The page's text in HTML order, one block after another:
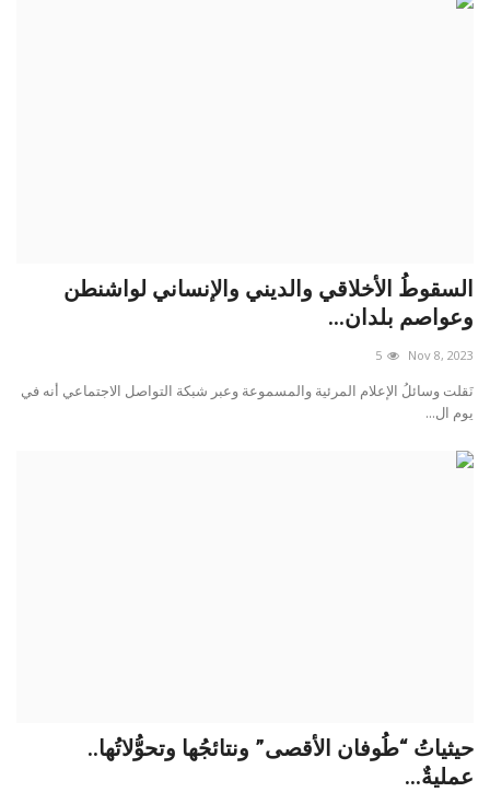
السقوطُ الأخلاقي والديني والإنساني لواشنطن
وعواصم بلدان...
Nov 8, 2023
5
نَقلت وسائلُ الإعلام المرئية والمسموعة وعبر شبكة التواصل الاجتماعي أنه في
يوم ال...
حيثياتُ “طُوفان الأقصى” ونتائجُها وتحوُّلاتُها..
عمليةٌ...